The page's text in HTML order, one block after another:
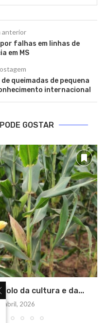
anterior
falhas em linhas de
em MS
queimadas de pequena
internacional
GOSTAR
da cultura e da...
abril, 2026